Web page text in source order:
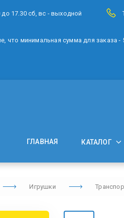
17.30 сб, вс - выходной
что минимальная сумма для заказа -
ГЛАВНАЯ КАТАЛОГ
Игрушки